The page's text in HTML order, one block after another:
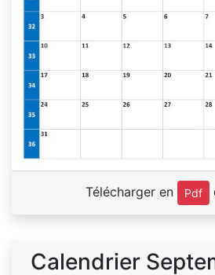
Télécharger en Pdf
Calendrier